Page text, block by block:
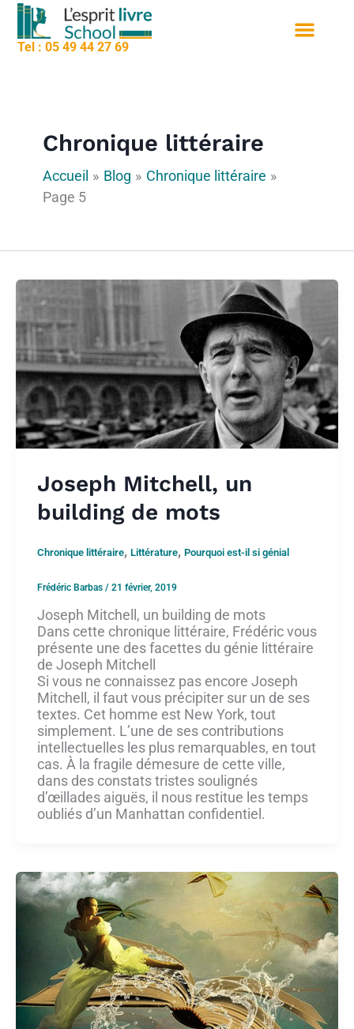
principal
Aller
contenu
Tel : 05 49 44 27 69
Chronique littéraire
Accueil Blog
Chronique littéraire
Page 5
Joseph Mitchell, un
building de mots
Chronique littéraire, Littérature, Pourquoi est-il si génial
Frédéric Barbas / 21 février, 2019
Joseph Mitchell, un building de mots
Dans cette chronique littéraire, Frédéric vous
présente une des facettes du génie littéraire
de Joseph Mitchell
Si vous ne connaissez pas encore Joseph
Mitchell, il faut vous précipiter sur un de ses
textes. Cet homme est New York, tout
simplement. L’une de ses contributions
intellectuelles les plus remarquables, en tout
cas. À la fragile démesure de cette ville,
dans des constats tristes soulignés
d’œillades aiguës, il nous restitue les temps
oubliés d’un Manhattan confidentiel.